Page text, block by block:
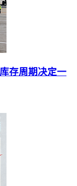
存周期决定一